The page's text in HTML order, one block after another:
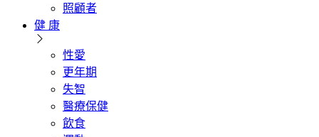
照顧者
健 康
性愛
更年期
失智
醫療保健
飲食